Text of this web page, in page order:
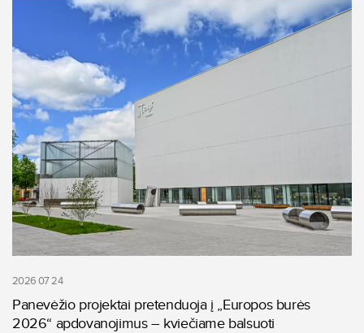
2026 07 24
Panevėžio projektai pretenduoja į „Europos burės
2026“ apdovanojimus – kviečiame balsuoti